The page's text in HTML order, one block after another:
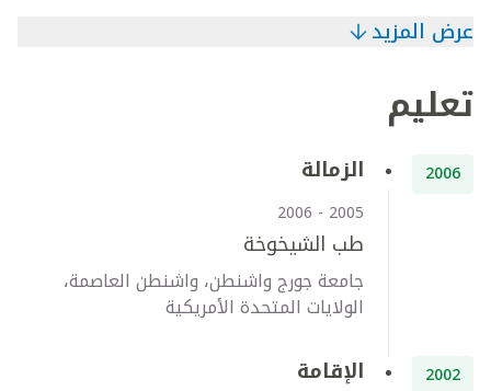
عرض المزيد
تعليم
2006 الزمالة
2005 - 2006
طب الشيخوخة
جامعة جورج واشنطن، واشنطن العاصمة،
الولايات المتحدة الأمريكية
2002 الإقامة